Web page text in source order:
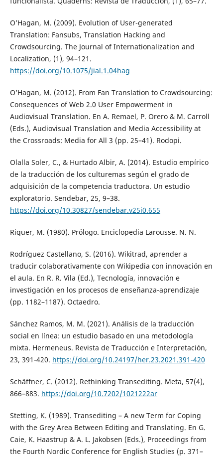
O’Hagan, M. (2009). Evolution of User-generated
Translation: Fansubs, Translation Hacking and
Crowdsourcing. The Journal of Internationalization and
Localization, (1), 94–121.
https://doi.org/10.1075/jial.1.04hag
O’Hagan, M. (2012). From Fan Translation to Crowdsourcing:
Consequences of Web 2.0 User Empowerment in
Audiovisual Translation. En A. Remael, P. Orero & M. Carroll
(Eds.), Audiovisual Translation and Media Accessibility at
the Crossroads: Media for All 3 (pp. 25–41). Rodopi.
Olalla Soler, C., & Hurtado Albir, A. (2014). Estudio empírico
de la traducción de los culturemas según el grado de
adquisición de la competencia traductora. Un estudio
exploratorio. Sendebar, 25, 9–38.
https://doi.org/10.30827/sendebar.v25i0.655
Riquer, M. (1980). Prólogo. Enciclopedia Larousse. N. N.
Rodríguez Castellano, S. (2016). Wikitrad, aprender a
traducir colaborativamente con Wikipedia con innovación en
el aula. En R. R. Vila (Ed.), Tecnología, innovación e
investigación en los procesos de enseñanza-aprendizaje
(pp. 1182–1187). Octaedro.
Sánchez Ramos, M. M. (2021). Análisis de la traducción
social en línea: un estudio basado en una metodología
mixta. Hermeneus. Revista de Traducción e Interpretación,
23, 391-420. https://doi.org/10.24197/her.23.2021.391-420
Schäffner, C. (2012). Rethinking Transediting. Meta, 57(4),
866–883. https://doi.org/10.7202/1021222ar
Stetting, K. (1989). Transediting – A new Term for Coping
with the Grey Area Between Editing and Translating. En G.
Caie, K. Haastrup & A. L. Jakobsen (Eds.), Proceedings from
the Fourth Nordic Conference for English Studies (p. 371–